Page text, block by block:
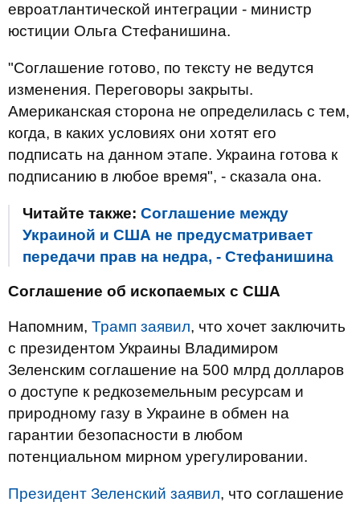
евроатлантической интеграции - министр
юстиции Ольга Стефанишина.
"Соглашение готово, по тексту не ведутся
изменения. Переговоры закрыты.
Американская сторона не определилась с тем,
когда, в каких условиях они хотят его
подписать на данном этапе. Украина готова к
подписанию в любое время", - сказала она.
Читайте также: Соглашение между
Украиной и США не предусматривает
передачи прав на недра, - Стефанишина
Соглашение об ископаемых с США
Напомним, Трамп заявил, что хочет заключить
с президентом Украины Владимиром
Зеленским соглашение на 500 млрд долларов
о доступе к редкоземельным ресурсам и
природному газу в Украине в обмен на
гарантии безопасности в любом
потенциальном мирном урегулировании.
Президент Зеленский заявил, что соглашение